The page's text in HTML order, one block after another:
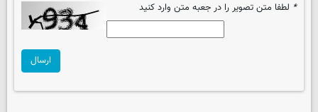
* لطفا متن تصویر را در جعبه متن وارد کنید
ارسال